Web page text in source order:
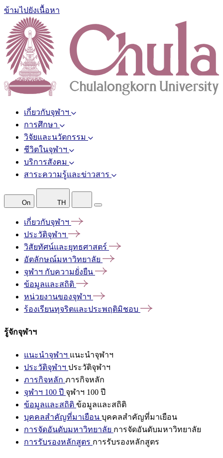
ข้ามไปยังเนื้อหา
เกี่ยวกับจุฬาฯ
การศึกษา
วิจัยและนวัตกรรม
ชีวิตในจุฬาฯ
บริการสังคม
สาระความรู้และข่าวสาร
On TH
เกี่ยวกับจุฬาฯ
ประวัติจุฬาฯ
วิสัยทัศน์และยุทธศาสตร์
อัตลักษณ์มหาวิทยาลัย
จุฬาฯ กับความยั่งยืน
ข้อมูลและสถิติ
หน่วยงานของจุฬาฯ
ร้องเรียนทุจริตและประพฤติมิชอบ
รู้จักจุฬาฯ
แนะนำจุฬาฯ แนะนำจุฬาฯ
ประวัติจุฬาฯ ประวัติจุฬาฯ
ภารกิจหลัก ภารกิจหลัก
จุฬาฯ 100 ปี จุฬาฯ 100 ปี
ข้อมูลและสถิติ ข้อมูลและสถิติ
บุคคลสำคัญที่มาเยือน บุคคลสำคัญที่มาเยือน
การจัดอันดับมหาวิทยาลัย การจัดอันดับมหาวิทยาลัย
การรับรองหลักสูตร การรับรองหลักสูตร